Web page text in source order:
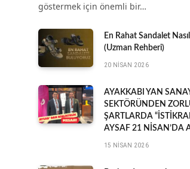
göstermek için önemli bir…
En Rahat Sandalet
(Uzman Rehberi)
20 NISAN 2026
AYAKKABI YAN
SEKTÖRÜNDEN
ŞARTLARDA
AYSAF 21 NİSAN’DA
15 NISAN 2026